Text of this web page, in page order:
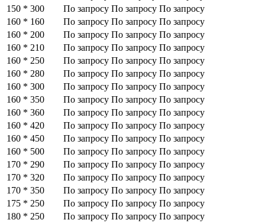
150 * 300
По запросу По запросу По запросу
160 * 160
По запросу По запросу По запросу
160 * 200
По запросу По запросу По запросу
160 * 210
По запросу По запросу По запросу
160 * 250
По запросу По запросу По запросу
160 * 280
По запросу По запросу По запросу
160 * 300
По запросу По запросу По запросу
160 * 350
По запросу По запросу По запросу
160 * 360
По запросу По запросу По запросу
160 * 420
По запросу По запросу По запросу
160 * 450
По запросу По запросу По запросу
160 * 500
По запросу По запросу По запросу
170 * 290
По запросу По запросу По запросу
170 * 320
По запросу По запросу По запросу
170 * 350
По запросу По запросу По запросу
175 * 250
По запросу По запросу По запросу
180 * 250
По запросу По запросу По запросу